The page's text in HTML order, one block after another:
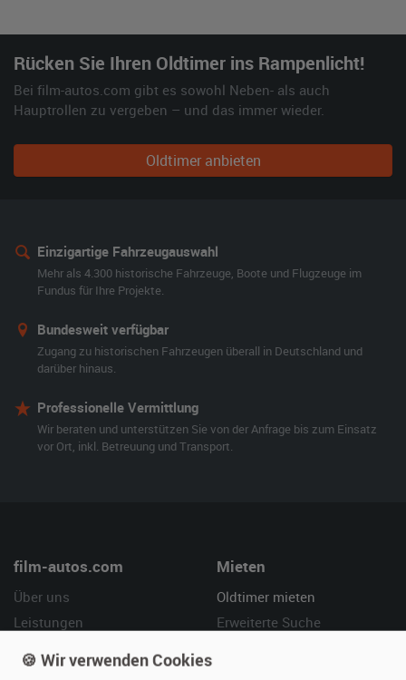
Rücken Sie Ihren Oldtimer ins Rampenlicht!
Bei film-autos.com gibt es sowohl Neben- als auch
Hauptrollen zu vergeben – und das immer wieder.
Oldtimer anbieten
Einzigartige Fahrzeugauswahl
Mehr als 4.300 historische Fahrzeuge, Boote und Flugzeuge im
Fundus für Ihre Projekte.
Bundesweit verfügbar
Zugang zu historischen Fahrzeugen überall in Deutschland und
darüber hinaus.
Professionelle Vermittlung
Wir beraten und unterstützen Sie von der Anfrage bis zum Einsatz
vor Ort, inkl. Betreuung und Transport.
film-autos.com
Über uns
Leistungen
Mieten
Oldtimer mieten
Erweiterte Suche
🍪 Wir verwenden Cookies